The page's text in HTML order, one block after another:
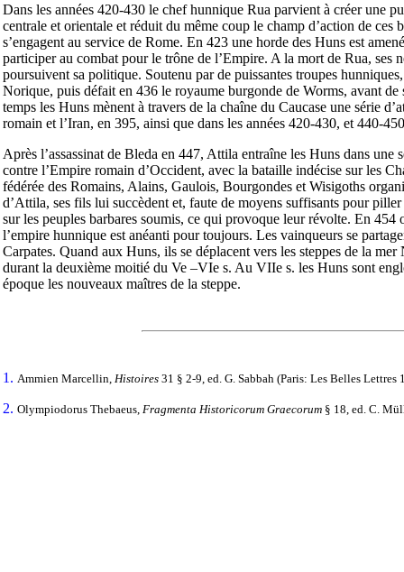
Dans les années 420-430 le chef hunnique Rua parvient à créer une
centrale et orientale et réduit du même coup le champ d’action de ces
s’engagent au service de Rome. En 423 une horde des Huns est
participer au combat pour le trône de l’Empire. A la mort de Rua, ses
poursuivent sa politique. Soutenu par de puissantes troupes
Norique, puis défait en 436 le royaume burgonde de Worms, avant de
temps les Huns mènent à travers de la chaîne du Caucase une série
romain et l’Iran, en 395, ainsi que dans les années 420-430, et 440-
Après l’assassinat de Bleda en 447, Attila entraîne les Huns dans une
contre l’Empire romain d’Occident, avec la bataille indécise sur les
fédérée des Romains, Alains, Gaulois, Bourgondes et Wisigoths
d’Attila, ses fils lui succèdent et, faute de moyens suffisants pour
sur les peuples barbares soumis, ce qui provoque leur révolte. En
l’empire hunnique est anéanti pour toujours. Les vainqueurs se
Carpates. Quand aux Huns, ils se déplacent vers les steppes de la
durant la deuxième moitié du Ve –VIe s. Au VIIe s. les Huns sont
époque les nouveaux maîtres de la steppe.
1. Ammien Marcellin, Histoires 31 § 2-9, ed. G. Sabbah (Paris: Les Belles Lettres
2. Olympiodorus Thebaeus, Fragmenta Historicorum Graecorum § 18, ed. C.